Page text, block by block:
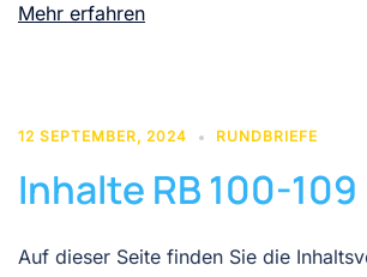
Mehr erfahren
12 SEPTEMBER, 2024 RUNDBRIEFE
Inhalte RB 100-109
Auf dieser Seite finden Sie die